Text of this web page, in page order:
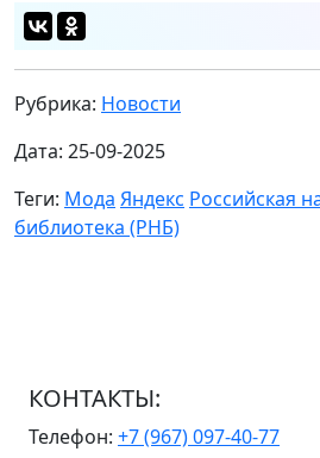
Рубрика: Новости
Дата: 25-09-2025
Теги: Мода Яндекс Российская
библиотека (РНБ)
КОНТАКТЫ:
Телефон: +7 (967) 097-40-77